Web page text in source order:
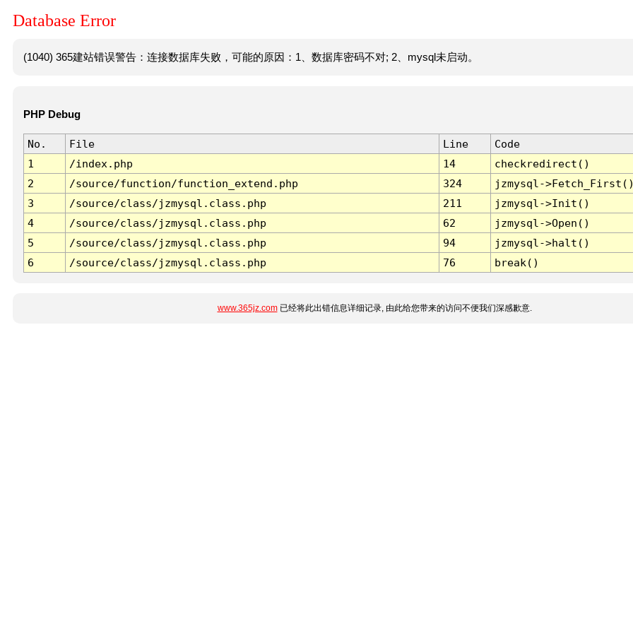
Database Error
(1040) 365建站错误警告：连接数据库失败，可能的原因：1、数据库密码不对; 2、mysql未启动。
PHP Debug
No. File Line
Code
1
/index.php 14
checkredirect()
2
/source/function/function_extend.php 324
jzmysql-
3
/source/class/jzmysql.class.php 211
jzmysql->Init()
4
/source/class/jzmysql.class.php 62
jzmysql->Open()
5
/source/class/jzmysql.class.php 94
jzmysql->halt()
6
/source/class/jzmysql.class.php 76 break()
www.365jz.com已经将此出错信息详细记录, 由此给您带来的访问不便我们深感歉意.